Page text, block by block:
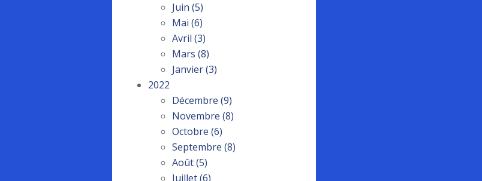
Juin (5)
Mai (6)
Avril (3)
Mars (8)
Janvier(3)
2022
Décembre (9)
Novembre (8)
Octobre (6)
Septembre (8)
Août(5)
Juillet(6)